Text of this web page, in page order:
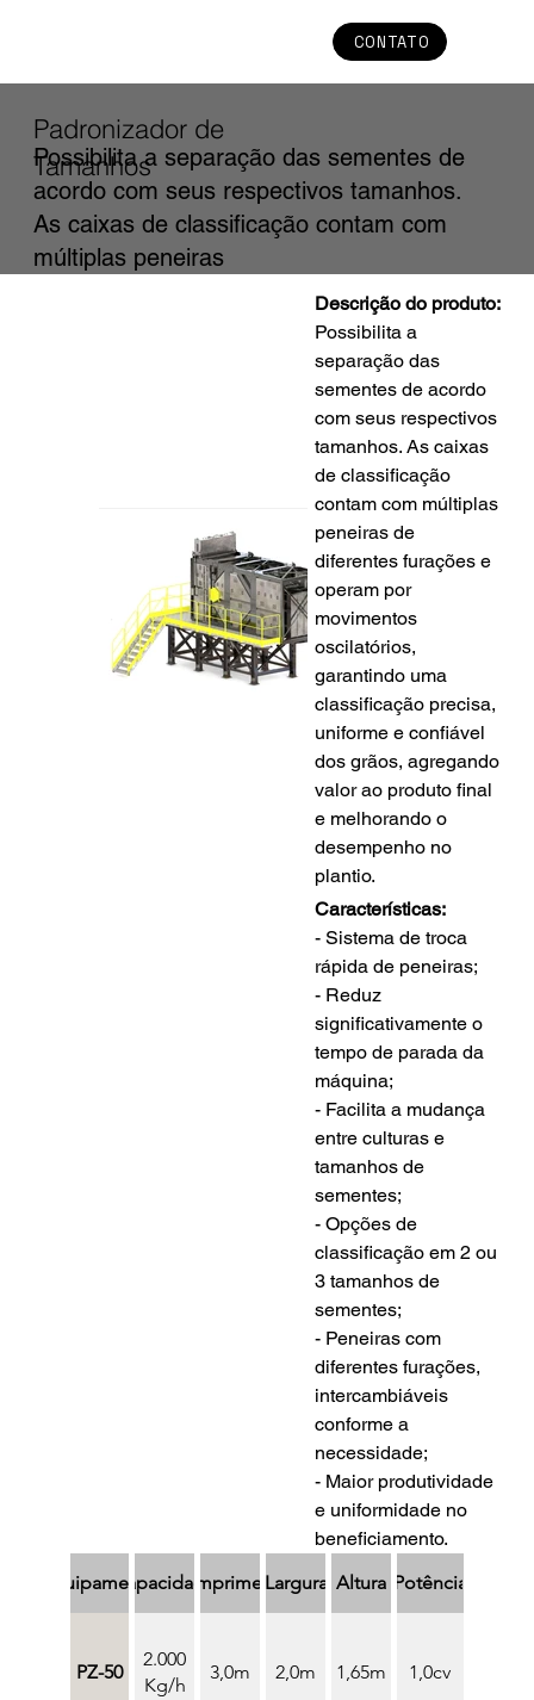
CONTATO
Padronizador de
Tamanhos
Possibilita a separação das sementes de
acordo com seus respectivos tamanhos.
As caixas de classificação contam com
múltiplas peneiras
Descrição do produto:
Possibilita a
separação das
sementes de acordo
com seus respectivos
tamanhos. As caixas
de classificação
contam com múltiplas
peneiras de
diferentes furações e
operam por
movimentos
oscilatórios,
garantindo uma
classificação precisa,
uniforme e confiável
dos grãos, agregando
valor ao produto final
e melhorando o
desempenho no
plantio.
Características:
- Sistema de troca
rápida de peneiras;
- Reduz
significativamente o
tempo de parada da
máquina;
- Facilita a mudança
entre culturas e
tamanhos de
sementes;
- Opções de
classificação em 2 ou
3 tamanhos de
sementes;
- Peneiras com
diferentes furações,
intercambiáveis
conforme a
necessidade;
- Maior produtividade
e uniformidade no
beneficiamento.
EquipamentoCapacidadeComprimentoLargura Altura Potência
PZ-50
2.000
Kg/h
3,0m 2,0m 1,65m 1,0cv